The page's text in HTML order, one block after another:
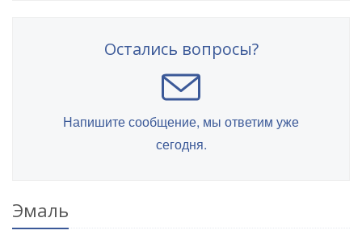
Остались вопросы?
Напишите сообщение, мы ответим уже
сегодня.
Эмаль